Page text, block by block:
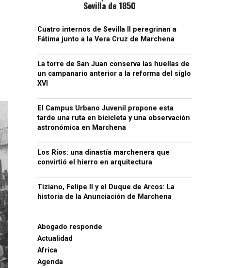
Sevilla de 1850
Cuatro internos de Sevilla II peregrinan a
Fátima junto a la Vera Cruz de Marchena
La torre de San Juan conserva las huellas de
un campanario anterior a la reforma del siglo
XVI
El Campus Urbano Juvenil propone esta
tarde una ruta en bicicleta y una observación
astronómica en Marchena
Los Ríos: una dinastía marchenera que
convirtió el hierro en arquitectura
Tiziano, Felipe II y el Duque de Arcos: La
historia de la Anunciación de Marchena
Abogado responde
Actualidad
Africa
Agenda